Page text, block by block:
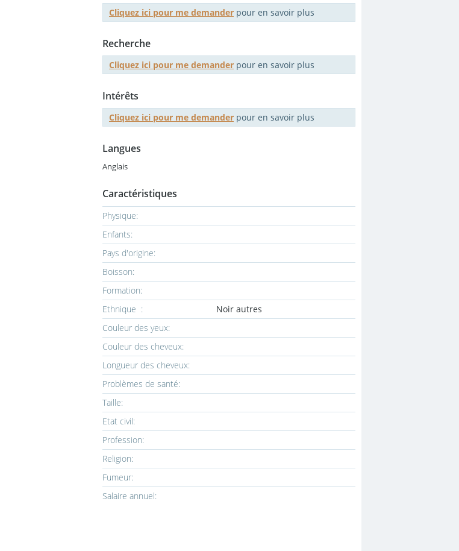
Cliquez ici pour me demander pour en savoir plus
Recherche
Cliquez ici pour me demander pour en savoir plus
Intérêts
Cliquez ici pour me demander pour en savoir plus
Langues
Anglais
Caractéristiques
Physique:
Enfants:
Pays d'origine:
Boisson:
Formation:
Ethnique :
Noir autres
Couleur des yeux:
Couleur des cheveux:
Longueur des cheveux:
Problèmes de santé:
Taille:
Etat civil:
Profession:
Religion:
Fumeur:
Salaire annuel: